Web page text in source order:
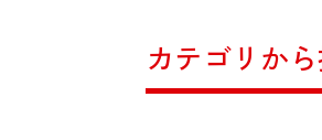
カテゴリか